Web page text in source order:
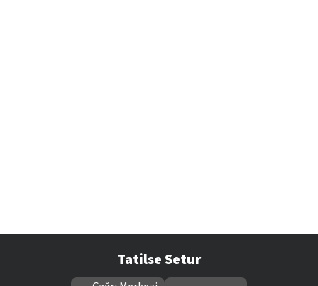
Tatilse Setur